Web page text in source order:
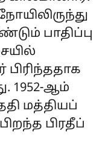
பாதிப்பு
பிரிந்ததாக
1952-ஆம்
மத்தியப்
பிரதீப்